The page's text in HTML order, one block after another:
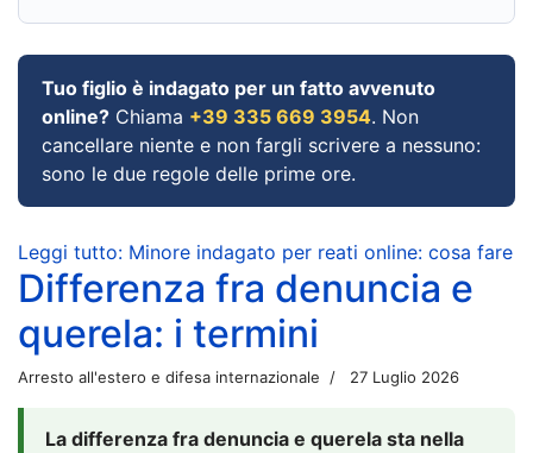
Tuo figlio è indagato per un fatto avvenuto
online? Chiama +39 335 669 3954. Non
cancellare niente e non fargli scrivere a nessuno:
sono le due regole delle prime ore.
Leggi tutto: Minore indagato per reati online: cosa fare
Differenza fra denuncia e
querela: i termini
Arresto all'estero e difesa internazionale 27 Luglio 2026
La differenza fra denuncia e querela sta nella